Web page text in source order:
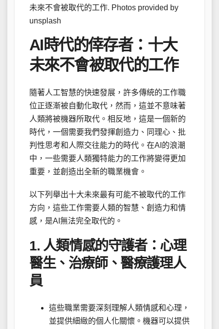
未來不會被取代的工作. Photos provided by
unsplash
AI時代的倖存者：十大
未來不會被取代的工作
隨著人工智慧的快速發展，許多傳統的工作職
位正逐漸被自動化取代，然而，這並不意味著
人類將被機器所取代。相反地，這是一個新的
時代，一個需要我們發揮創造力、同理心、批
判性思考和人際交往能力的時代。在AI的浪潮
中，一些需要人類獨特能力的工作將變得更加
重要，並創造出全新的職業機會。
以下列舉出十大未來最有可能不被取代的工作
方向，這些工作需要人類的智慧、創造力和情
感，是AI無法完全取代的。
1. 人類情感的守護者：心理
醫生、治療師、醫療護理人
員
這些職業需要深刻理解人類情感和心理，
並提供細緻的個人化關懷。機器可以提供